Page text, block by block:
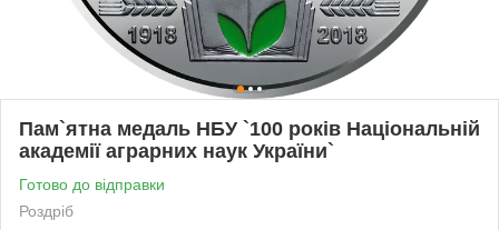
Пам`ятна медаль НБУ `100 років Національній
академії аграрних наук України`
Готово до відправки
Роздріб